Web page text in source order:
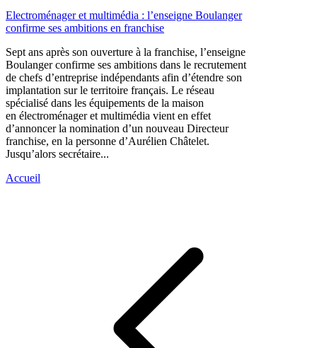
Electroménager et multimédia : l’enseigne Boulanger
confirme ses ambitions en franchise
Sept ans après son ouverture à la franchise, l’enseigne
Boulanger confirme ses ambitions dans le recrutement
de chefs d’entreprise indépendants afin d’étendre son
implantation sur le territoire français. Le réseau
spécialisé dans les équipements de la maison
en électroménager et multimédia vient en effet
d’annoncer la nomination d’un nouveau Directeur
franchise, en la personne d’Aurélien Châtelet.
Jusqu’alors secrétaire...
Accueil